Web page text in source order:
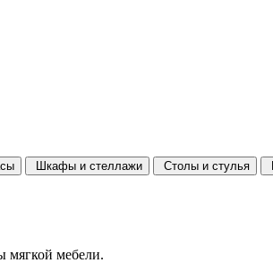
Шкафы и стеллажи Столы и стулья
мягкой мебели.